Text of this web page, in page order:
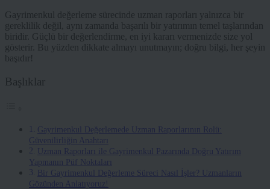
Gayrimenkul değerleme sürecinde uzman raporları yalnızca bir
gereklilik değil, aynı zamanda başarılı bir yatırımın temel taşlarından
biridir. Güçlü bir değerlendirme, en iyi kararı vermenizde size yol
gösterir. Bu yüzden dikkate almayı unutmayın; doğru bilgi, her şeyin
başıdır!
Başlıklar
Gayrimenkul Değerlemede Uzman Raporlarının Rolü:
Güvenilirliğin Anahtarı
Uzman Raporları ile Gayrimenkul Pazarında Doğru Yatırım
Yapmanın Püf Noktaları
Bir Gayrimenkul Değerleme Süreci Nasıl İşler? Uzmanların
Gözünden Anlatıyoruz!